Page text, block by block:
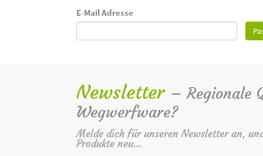
E-Mail Adresse
Newsletter – Regionale
Wegwerfware?
Melde dich für unseren Newsletter an,
Produkte neu...